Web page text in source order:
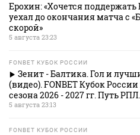
Ерохин: «Хочется
уехал до окончания матча с
скорой»
5 августа 23:23
FONBET КУБОК РОССИИ
Зенит - Балтика. Гол и
(видео). FONBET Кубок
сезона 2026 - 2027 гг. Путь
5 августа 23:13
FONBET КУБОК РОССИИ